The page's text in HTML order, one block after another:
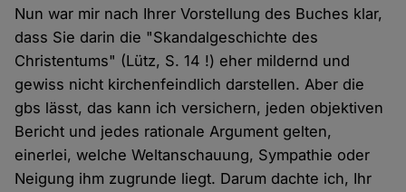
Nun war mir nach Ihrer Vorstellung des Buches klar,
dass Sie darin die "Skandalgeschichte des
Christentums" (Lütz, S. 14 !) eher mildernd und
gewiss nicht kirchenfeindlich darstellen. Aber die
gbs lässt, das kann ich versichern, jeden objektiven
Bericht und jedes rationale Argument gelten,
einerlei, welche Weltanschauung, Sympathie oder
Neigung ihm zugrunde liegt. Darum dachte ich, Ihr